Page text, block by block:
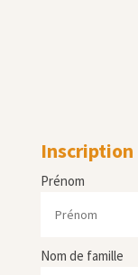
Inscription
Prénom
Nom de famille